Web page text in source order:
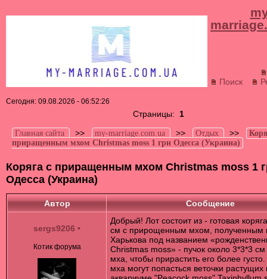
Поиск
Сегодня: 09.08.2026 - 06:52:26
Страницы: 1
Главная сайта >> my-marriage.com.ua >> Отдых >>
приращенным мхом Christmas moss 1 грн Одесса (Украина)
Коряга с приращенным мхом Christmas moss 1
Одесса (Украина)
Автор Сообщение
sergs9206 •
Котик форума
Добрый! Лот состоит из - готовая
см с прирощенным мхом, полученным
Харькова под названием
Christmas moss» - пучок около 3*3*3 см
мха, чтобы прирастить его более
мха могут попасться веточки